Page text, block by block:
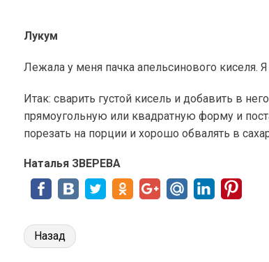
Лукум
Лежала у меня пачка апельсинового киселя.
Итак: сварить густой кисель и добавить в
прямоугольную или квадратную форму и
порезать на порции и хорошо обвалять в
Наталья ЗВЕРЕВА
Назад